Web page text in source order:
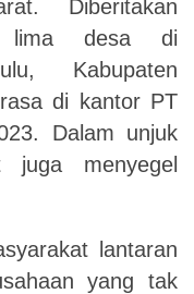
Diberitakan
lima desa di
Kabupaten
di kantor PT
Dalam unjuk
juga menyegel
lantaran
yang tak